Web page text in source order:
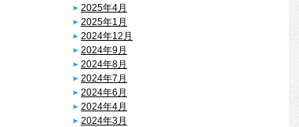
2025年4月
2025年1月
2024年12月
2024年9月
2024年8月
2024年7月
2024年6月
2024年4月
2024年3月